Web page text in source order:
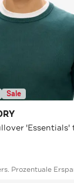
Sale
Prozentuale